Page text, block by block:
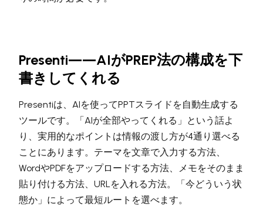
Presenti——AIがPREP法の構成を下
書きしてくれる
Presentiは、AIを使ってPPTスライドを自動生成する
ツールです。「AIが全部やってくれる」という話よ
り、実用的なポイントは情報の渡し方が4通り選べる
ことにあります。テーマを文章で入力する方法、
WordやPDFをアップロードする方法、メモをそのまま
貼り付ける方法、URLを入れる方法。「今どういう状
態か」によって最短ルートを選べます。